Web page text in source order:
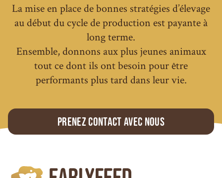
La mise en place de bonnes stratégies d’élevage
au début du cycle de production est payante à
long terme.
Ensemble, donnons aux plus jeunes animaux
tout ce dont ils ont besoin pour être
performants plus tard dans leur vie.
Prenez contact avec nous